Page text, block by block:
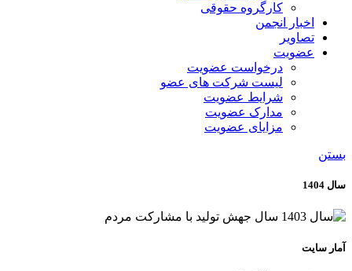
کارگروه حقوقی
اخبار انجمن
تصاویر
عضویت
درخواست عضویت
لیست شرکت های عضو
شرایط عضویت
مدارک عضویت
مزایای عضویت
بستن
سال 1404
آمار سایت